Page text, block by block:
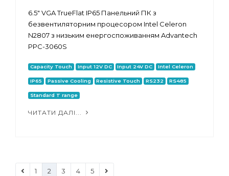
6.5" VGA TrueFlat IP65 Панельний ПК з
безвентиляторним процесором Intel Celeron
N2807 з низьким енергоспоживанням Advantech
PPC-3060S
Capacity Touch Input 12V DC Input 24V DC Intel Celeron
IP65 Passive Cooling Resistive Touch RS232 RS485
Standard T range
ЧИТАТИ ДАЛІ...
1 2 3 4 5